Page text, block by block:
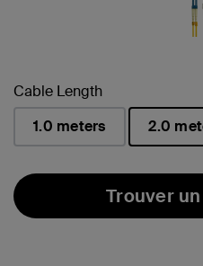
Cable Length
1.0 meters
2.0
Trouver